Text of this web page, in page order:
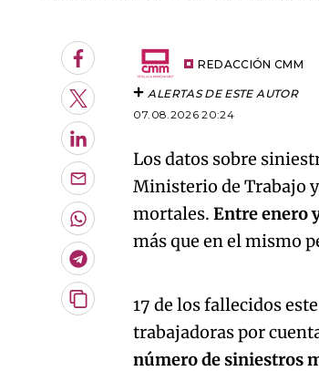
Facebook
Twitter
LinkedIn
Enviar
por
Email
Whatsapp
Telegram
Copiar
artículo
REDACCIÓN CMM
ALERTAS DE ESTE AUTOR
07.08.2026 20:24
Los datos sobre
Ministerio de Trabajo
mortales.Entre enero
más que en el mismo
17 de los fallecidos
trabajadoras por
número de siniestros